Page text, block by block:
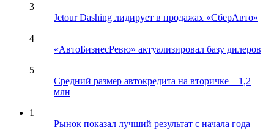
3
Jetour Dashing лидирует в продажах «СберАвто»
4
«АвтоБизнесРевю» актуализировал базу дилеров
5
Средний размер автокредита на вторичке – 1,2
млн
1
Рынок показал лучший результат с начала года